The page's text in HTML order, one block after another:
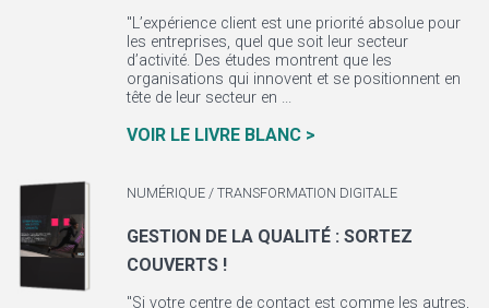
"L’expérience client est une priorité absolue pour
les entreprises, quel que soit leur secteur
d’activité. Des études montrent que les
organisations qui innovent et se positionnent en
tête de leur secteur en ...
VOIR LE LIVRE BLANC >
NUMÉRIQUE / TRANSFORMATION DIGITALE
GESTION DE LA QUALITÉ : SORTEZ
COUVERTS !
"Si votre centre de contact est comme les autres,